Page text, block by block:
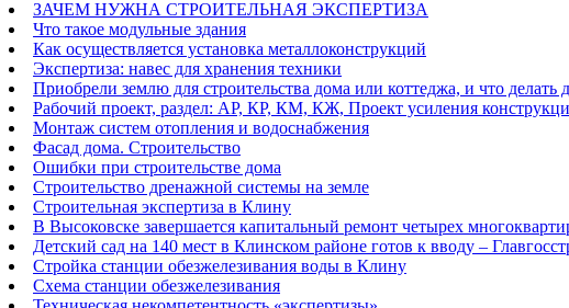
ЗАЧЕМ НУЖНА СТРОИТЕЛЬНАЯ ЭКСПЕРТИЗА
Что такое модульные здания
Как осуществляется установка металлоконструкций
Экспертиза: навес для хранения техники
Приобрели землю для строительства дома или коттеджа, и что делать
Рабочий проект, раздел: АР, КР, КМ, КЖ, Проект усиления
Монтаж систем отопления и водоснабжения
Фасад дома. Строительство
Ошибки при строительстве дома
Строительство дренажной системы на земле
Строительная экспертиза в Клину
В Высоковске завершается капитальный ремонт четырех
Детский сад на 140 мест в Клинском районе готов к вводу –
Стройка станции обезжелезивания воды в Клину
Схема станции обезжелезивания